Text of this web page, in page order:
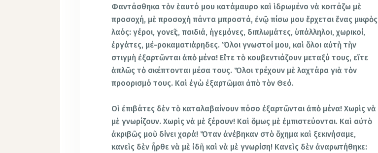
Φαντάσθηκα τὸν ἑαυτό μου κατάμαυρο καὶ ἱδρωμένο νὰ κοιτάζω μὲ
προσοχή, μὲ προσοχὴ πάντα μπροστά, ἐνῷ πίσω μου ἔρχεται ἕνας μικρὸς
λαός: γέροι, γονεῖς, παιδιά, ἡγεμόνες, διπλωμάτες, ὑπάλληλοι, χωρικοί,
ἐργάτες, μέ-ροκαματιάρηδες. Ὅλοι γνωστοί μου, καὶ ὅλοι αὐτὴ τὴν
στιγμὴ ἐξαρτῶνται ἀπὸ μένα! Εἴτε τὸ κουβεντιάζουν μεταξύ τους, εἴτε
ἁπλῶς τὸ σκέπτονται μέσα τους. Ὅλοι τρέχουν μὲ λαχτάρα γιὰ τὸν
προορισμό τους. Καὶ ἐγὼ ἐξαρτῶμαι ἀπὸ τὸν Θεό.
Οἱ ἐπιβάτες δὲν τὸ καταλαβαίνουν πόσο ἐξαρτῶνται ἀπὸ μένα! Χωρὶς νὰ
μὲ γνωρίζουν. Χωρὶς νὰ μὲ ξέρουν! Καὶ ὅμως μὲ ἐμπιστεύονται. Καὶ αὐτὸ
ἀκριβῶς μοῦ δίνει χαρά! Ὅταν ἀνέβηκαν στὸ ὄχημα καὶ ξεκινήσαμε,
κανεὶς δὲν ἦρθε νὰ μὲ ἰδῆ καὶ νὰ μὲ γνωρίση! Κανεὶς δὲν ἀναρωτήθηκε: